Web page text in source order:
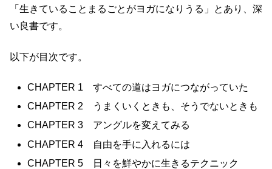
「生きていることまるごとがヨガになりうる」とあり、深
い良書です。
以下が目次です。
CHAPTER 1 すべての道はヨガにつながっていた
CHAPTER 2 うまくいくときも、そうでないときも
CHAPTER 3 アングルを変えてみる
CHAPTER 4 自由を手に入れるには
CHAPTER 5 日々を鮮やかに生きるテクニック